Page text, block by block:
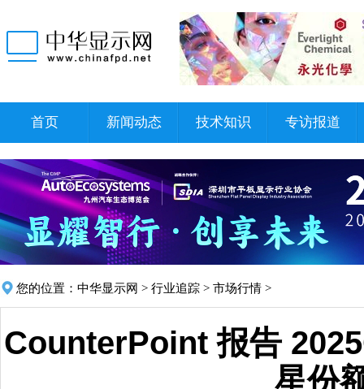
首页 新闻动态 技术知识 专访报道
您的位置： 中华显示网 > 行业追踪 > 市场行情 >
CounterPoint 报告
星份